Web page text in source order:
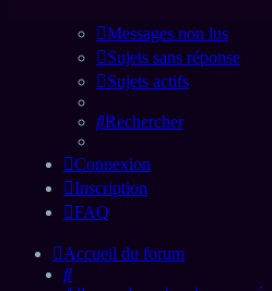
Messages non lus
Sujets sans réponse
Sujets actifs
Rechercher
Connexion
Inscription
FAQ
Accueil du forum
Rechercher